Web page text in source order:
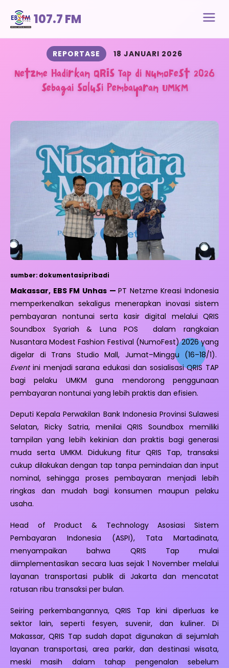
107.7 FM
REPORTASE 18 JANUARI 2026
Netzme Hadirkan QRIS Tap di NumoFest 2026
sebagai Solusi Pembayaran UMKM
sumber: dokumentasipribadi
Makassar, EBS FM Unhas —PT Netzme Kreasi Indonesia
memperkenalkan sekaligus menerapkan inovasi sistem
pembayaran nontunai serta kasir digital melalui QRIS
Soundbox Syariah & Luna POS dalam rangkaian
Nusantara Modest Fashion Festival (NumoFest) 2026 yang
digelar di Trans Studio Mall, Jumat–Minggu (16–18/1).
Eventini menjadi sarana edukasi dan sosialisasi QRIS TAP
bagi pelaku UMKM guna mendorong penggunaan
pembayaran nontunai yang lebih praktis dan efisien.
Deputi Kepala Perwakilan Bank Indonesia Provinsi Sulawesi
Selatan, Ricky Satria, menilai QRIS Soundbox memiliki
tampilan yang lebih kekinian dan praktis bagi generasi
muda serta UMKM. Didukung fitur QRIS Tap, transaksi
cukup dilakukan dengan tap tanpa pemindaian dan input
nominal, sehingga proses pembayaran menjadi lebih
ringkas dan mudah bagi konsumen maupun pelaku
usaha.
Head of Product & Technology Asosiasi Sistem
Pembayaran Indonesia (ASPI), Tata Martadinata,
menyampaikan bahwa QRIS Tap mulai
diimplementasikan secara luas sejak 1 November melalui
layanan transportasi publik di Jakarta dan mencatat
ratusan ribu transaksi per bulan.
Seiring perkembangannya, QRIS Tap kini diperluas ke
sektor lain, seperti fesyen, suvenir, dan kuliner. Di
Makassar, QRIS Tap sudah dapat digunakan di sejumlah
layanan transportasi, area parkir, dan destinasi wisata,
meski masih dalam tahap pengenalan sebelum